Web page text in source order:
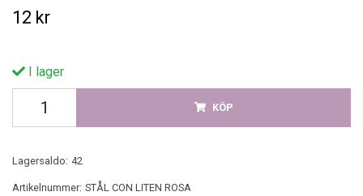
12 kr
I lager
KÖP
Lagersaldo: 42
Artikelnummer: STÅL CON LITEN ROSA